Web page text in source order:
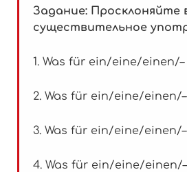
Задание:
существительное
1. Was für ein/eine/einen/–
2. Was für ein/eine/einen/–
3. Was für ein/eine/einen/–
4. Was für ein/eine/einen/–